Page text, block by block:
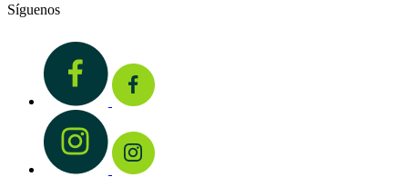
Síguenos